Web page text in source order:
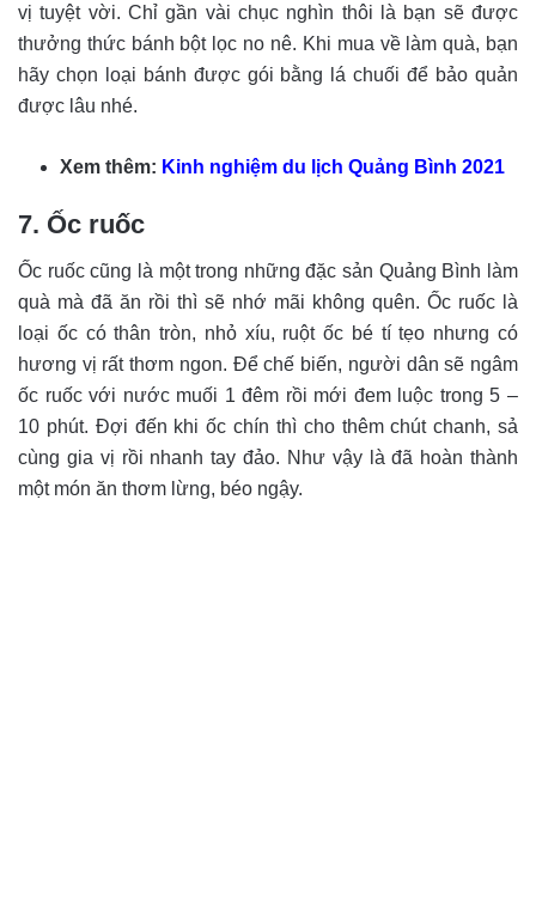
vị tuyệt vời. Chỉ gần vài chục nghìn thôi là bạn sẽ được
thưởng thức bánh bột lọc no nê. Khi mua về làm quà, bạn
hãy chọn loại bánh được gói bằng lá chuối để bảo quản
được lâu nhé.
Xem thêm: Kinh nghiệm du lịch Quảng Bình 2021
7. Ốc ruốc
Ốc ruốc cũng là một trong những đặc sản Quảng Bình làm
quà mà đã ăn rồi thì sẽ nhớ mãi không quên. Ốc ruốc là
loại ốc có thân tròn, nhỏ xíu, ruột ốc bé tí tẹo nhưng có
hương vị rất thơm ngon. Để chế biến, người dân sẽ ngâm
ốc ruốc với nước muối 1 đêm rồi mới đem luộc trong 5 –
10 phút. Đợi đến khi ốc chín thì cho thêm chút chanh, sả
cùng gia vị rồi nhanh tay đảo. Như vậy là đã hoàn thành
một món ăn thơm lừng, béo ngậy.